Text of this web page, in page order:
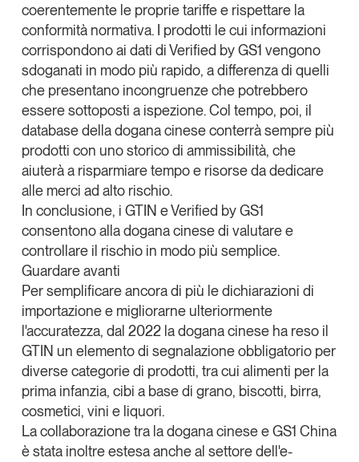
coerentemente le proprie tariffe e rispettare la
conformità normativa. I prodotti le cui informazioni
corrispondono ai dati di Verified by GS1 vengono
sdoganati in modo più rapido, a differenza di quelli
che presentano incongruenze che potrebbero
essere sottoposti a ispezione. Col tempo, poi, il
database della dogana cinese conterrà sempre più
prodotti con uno storico di ammissibilità, che
aiuterà a risparmiare tempo e risorse da dedicare
alle merci ad alto rischio.
In conclusione, i GTIN e Verified by GS1
consentono alla dogana cinese di valutare e
controllare il rischio in modo più semplice.
Guardare avanti
Per semplificare ancora di più le dichiarazioni di
importazione e migliorarne ulteriormente
l'accuratezza, dal 2022 la dogana cinese ha reso il
GTIN un elemento di segnalazione obbligatorio per
diverse categorie di prodotti, tra cui alimenti per la
prima infanzia, cibi a base di grano, biscotti, birra,
cosmetici, vini e liquori.
La collaborazione tra la dogana cinese e GS1 China
è stata inoltre estesa anche al settore dell'e-